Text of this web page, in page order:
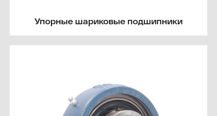
Упорные шариковые подшипники